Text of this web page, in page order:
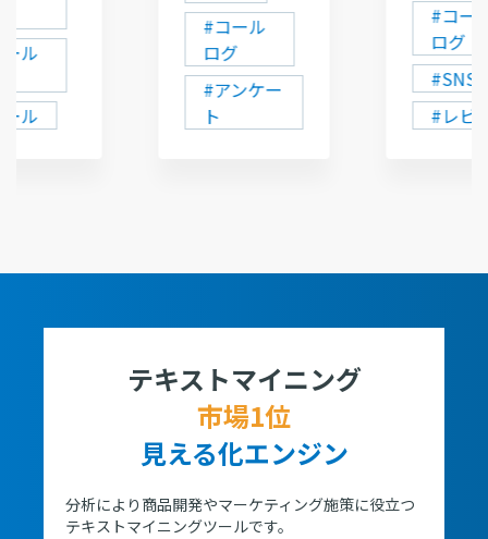
ル
ル
#コール
ログ
#アンケー
ト
#コー
ログ
#SNS
#レビ
テキストマイニング
市場1位
見える化エンジン
分析により商品開発やマーケティング施策に役立つ
テキストマイニングツールです。